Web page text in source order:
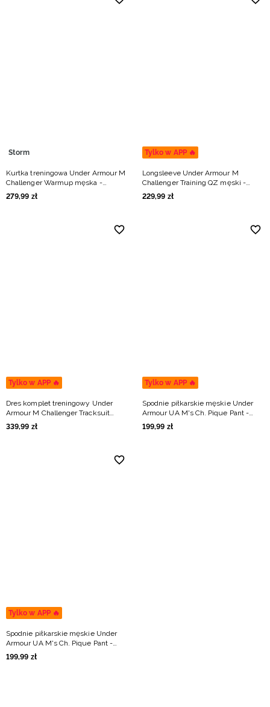
Storm
Kurtka treningowa Under Armour M
Challenger Warmup męska -
zielona
279,99 zł
Tylko w APP 🔥
Longsleeve Under Armour M
Challenger Training QZ męski -
zielony
229,99 zł
Tylko w APP 🔥
Dres komplet treningowy Under
Armour M Challenger Tracksuit
męski - czarny
339,99 zł
Tylko w APP 🔥
Spodnie piłkarskie męskie Under
Armour UA M's Ch. Pique Pant -
szare
199,99 zł
Tylko w APP 🔥
Spodnie piłkarskie męskie Under
Armour UA M's Ch. Pique Pant -
czarne
199,99 zł